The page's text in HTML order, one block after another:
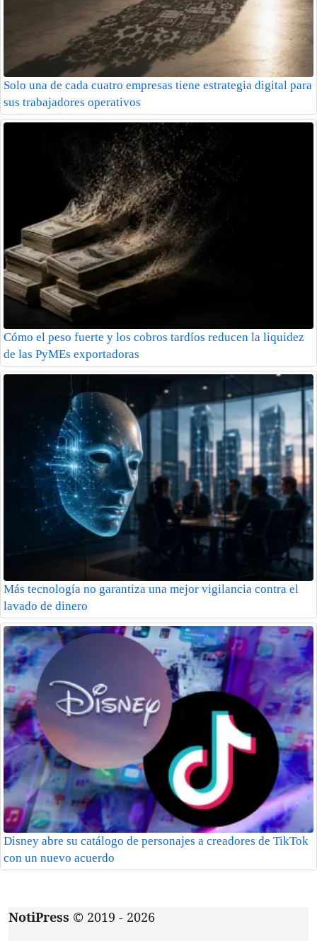
Solo una de cada cuatro empresas tiene estrategia digital para
sus trabajadores operativos
Cómo el peso fuerte y los cobros tardíos reducen la liquidez
de las PyMEs exportadoras
Más tecnología no garantiza una mejor vigilancia contra el
lavado de dinero
Disney abre su catálogo de personajes a creadores de TikTok
con un nuevo acuerdo
NotiPress © 2019 - 2026